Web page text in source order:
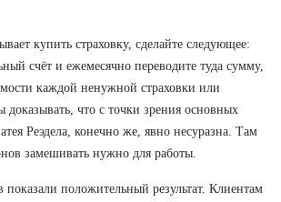
купить страховку, сделайте следующее:
счёт и ежемесячно переводите туда сумму,
каждой ненужной страховки или
что с точки зрения основных
Реэдела, конечно же, явно несуразна. Там
замешивать нужно для работы.
показали положительный результат. Клиентам